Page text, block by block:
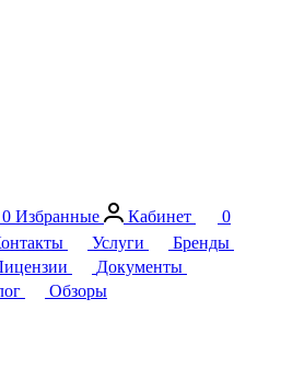
0 Избранные Кабинет
0
Услуги
Бренды
Документы
Обзоры